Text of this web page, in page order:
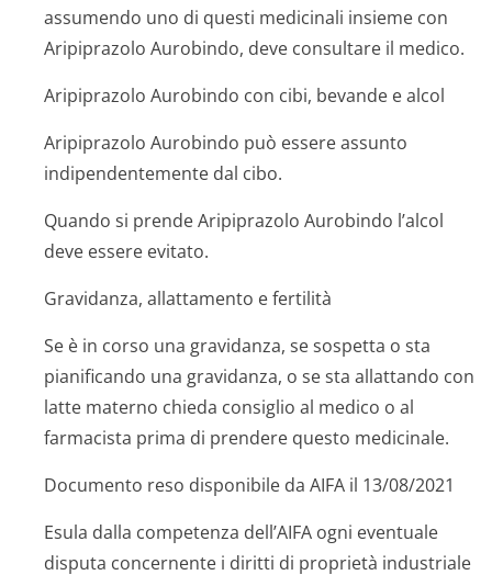
assumendo uno di questi medicinali insieme con
Aripiprazolo Aurobindo, deve consultare il medico.
Aripiprazolo Aurobindo con cibi, bevande e alcol
Aripiprazolo Aurobindo può essere assunto
indipendentemente dal cibo.
Quando si prende Aripiprazolo Aurobindo l’alcol
deve essere evitato.
Gravidanza, allattamento e fertilità
Se è in corso una gravidanza, se sospetta o sta
pianificando una gravidanza, o se sta allattando con
latte materno chieda consiglio al medico o al
farmacista prima di prendere questo medicinale.
Documento reso disponibile da AIFA il 13/08/2021
Esula dalla competenza dell’AIFA ogni eventuale
disputa concernente i diritti di proprietà industriale